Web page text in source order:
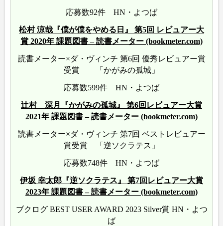
応募数92件 HN・よつば
松村 涼哉『僕が僕をやめる日』 第5回 レビュアー大
賞 2020年 課題図書 – 読書メーター (bookmeter.com)
読書メーター×ダ・ヴィンチ 第6回 優秀レビュアー賞
受賞 「かがみの孤城」
応募数599件 HN・よつば
辻村 深月『かがみの孤城』 第6回レビュアー大賞
2021年 課題図書 – 読書メーター (bookmeter.com)
読書メーター×ダ・ヴィンチ 第7回 ベストレビュアー
賞受賞 「逆ソクラテス」
応募数748件 HN・よつば
伊坂 幸太郎『逆ソクラテス』 第7回レビュアー大賞
2023年 課題図書 – 読書メーター (bookmeter.com)
ブクログ BEST USER AWARD 2023 Silver賞 HN・よつ
ば